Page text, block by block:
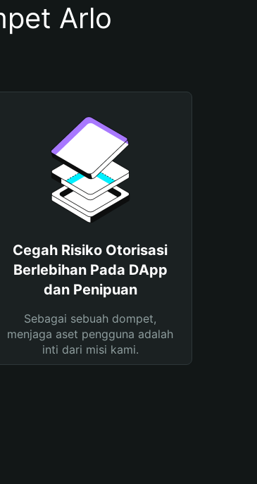
Arlo
Cegah Risiko Otorisasi
Berlebihan Pada DApp
dan Penipuan
Sebagai sebuah dompet,
menjaga aset pengguna adalah
inti dari misi kami.